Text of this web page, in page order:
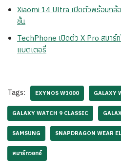
Xiaomi 14 Ultra เปิดตัวพร้อมกล้
ชั้น
TechPhone เปิดตัว X Pro สมาร์
แบตเตอรี่
Tags: EXYNOS W1000 GALAXY
GALAXY WATCH 9 CLASSIC
SAMSUNG SNAPDRAGON WEAR
สมาร์ทวอทช์